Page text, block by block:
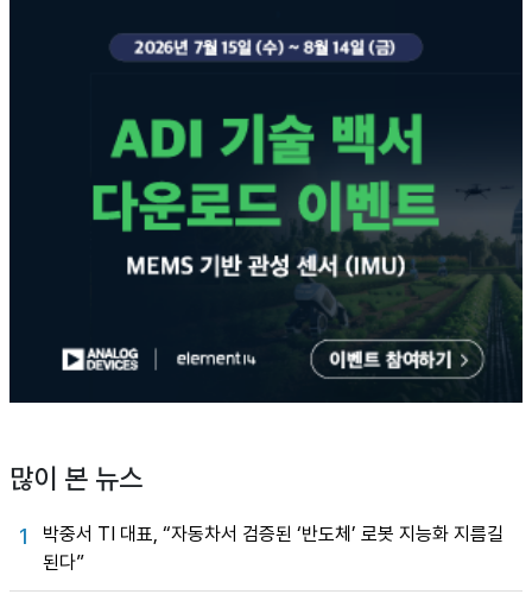
많이 본 뉴스
1
박중서 TI 대표, “자동차서 검증된 ‘반도체’ 로봇 지능화 지름길
된다”